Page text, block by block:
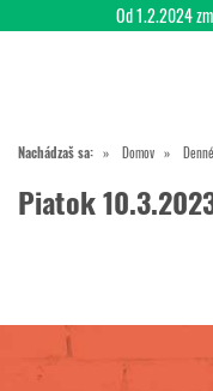
Nachádzaš sa: Domov
Piatok
Od 1.2.2024